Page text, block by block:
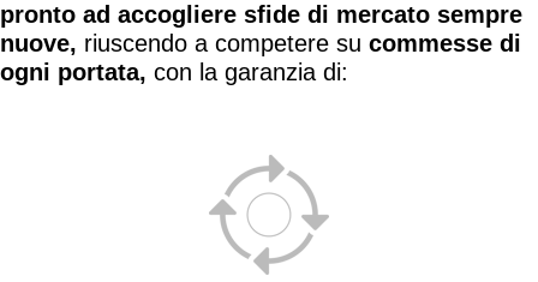
pronto ad accogliere sfide di mercato sempre
nuove, riuscendo a competere su commesse di
ogni portata, con la garanzia di: